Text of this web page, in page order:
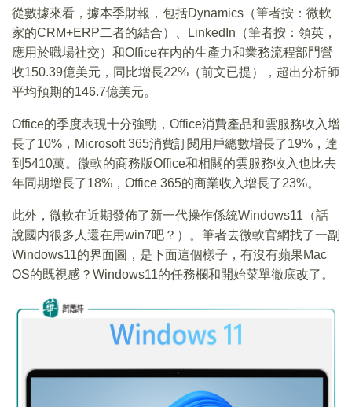
從數據來看，據本季財報，包括Dynamics（筆者按：微軟
家的CRM+ERP二者的結合）、LinkedIn（筆者按：領英，
應用於職場社交）和Office在内的生產力和業務流程部門營
收150.39億美元，同比增長22%（前文已提），超出分析師
平均預期的146.7億美元。
Office的季度表現十分強勁，Office消費產品和雲服務收入增
長了10%，Microsoft 365消費訂閱用戶總數增長了19%，達
到5410萬。微軟的商務版Office和相關的雲服務收入也比去
年同期增長了18%，Office 365的商業收入增長了23%。
此外，微軟在近期發佈了新一代操作係統Windows11（話
說國内很多人還在用win7吧？）。筆者去微軟官網找了一副
Windows11的界面圖，是下面這個樣子，有沒有蘋果Mac
OS的既視感？Windows11的任務欄和開始菜單徹底改了。